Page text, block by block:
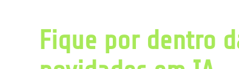
Fique por dentro